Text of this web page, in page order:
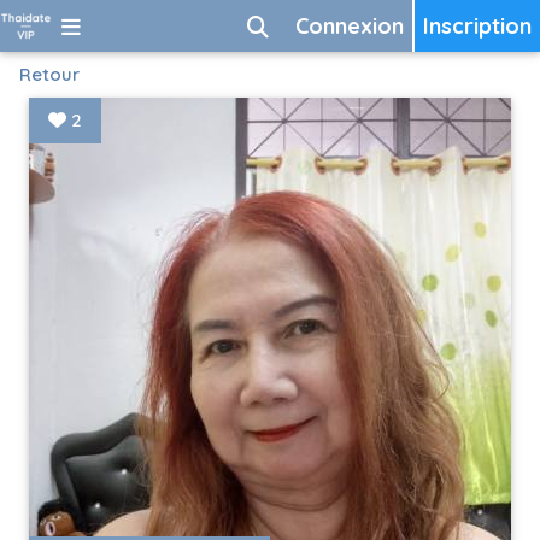
Inscription
Connexion
Retour
2